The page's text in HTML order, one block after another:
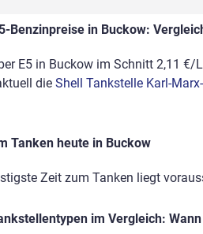
Benzinpreise in Buckow:
E5 in Buckow im Schnitt 2,11
die Shell Tankstelle Karl-
Tanken heute in Buckow
Zeit zum Tanken liegt
im Vergleich: